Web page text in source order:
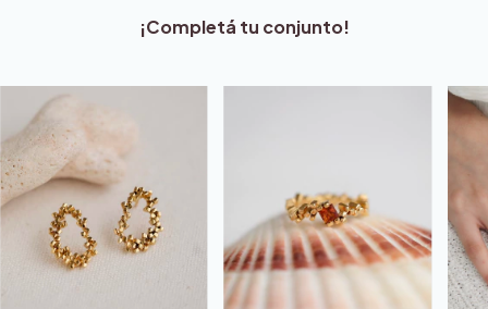
¡Completá tu conjunto!